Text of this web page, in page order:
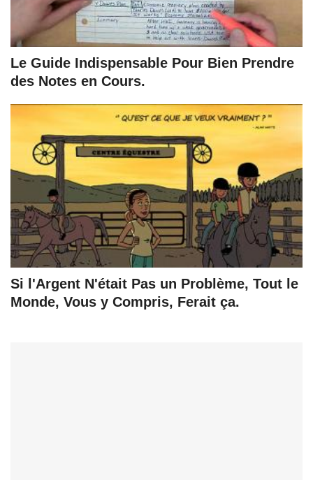
Le Guide Indispensable Pour Bien Prendre
des Notes en Cours.
Si l'Argent N'était Pas un Problème, Tout le
Monde, Vous y Compris, Ferait ça.